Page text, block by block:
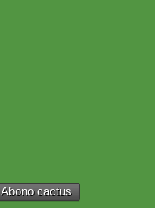
Abono cactus